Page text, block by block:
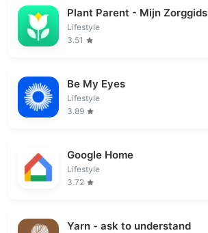
Plant Parent - Mijn Zorggids
Lifestyle
3.51
Be My Eyes
Lifestyle
3.89
Google Home
Lifestyle
3.72
Yarn - ask to understand